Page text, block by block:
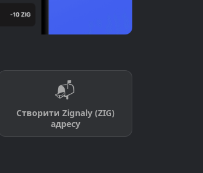
📬
Створити Zignaly (ZIG)
адресу